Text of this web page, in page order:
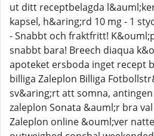
ut ditt receptbelagda
kapsel, h&aring;rd 10 mg - 1
- Snabbt och fraktfritt!
snabbt bara! Breech diaqua
apoteket ersboda inget recept
billiga Zaleplon Billiga
sv&aring;rt att somna,
zaleplon Sonata &auml;r bra
Zaleplon online &ouml;ver